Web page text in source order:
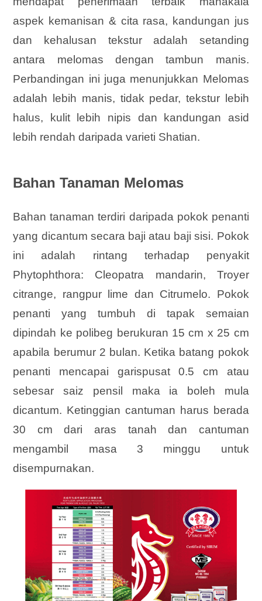
aspek kemanisan & cita rasa, kandungan jus
dan kehalusan tekstur adalah setanding
antara melomas dengan tambun manis.
Perbandingan ini juga menunjukkan Melomas
adalah lebih manis, tidak pedar, tekstur lebih
halus, kulit lebih nipis dan kandungan asid
lebih rendah daripada varieti Shatian.
Bahan Tanaman Melomas
Bahan tanaman terdiri daripada pokok penanti
yang dicantum secara baji atau baji sisi. Pokok
ini adalah rintang terhadap penyakit
Phytophthora: Cleopatra mandarin, Troyer
citrange, rangpur lime dan Citrumelo. Pokok
penanti yang tumbuh di tapak semaian
dipindah ke polibeg berukuran 15 cm x 25 cm
apabila berumur 2 bulan. Ketika batang pokok
penanti mencapai garispusat 0.5 cm atau
sebesar saiz pensil maka ia boleh mula
dicantum. Ketinggian cantuman harus berada
30 cm dari aras tanah dan cantuman
mengambil masa 3 minggu untuk
disempurnakan.